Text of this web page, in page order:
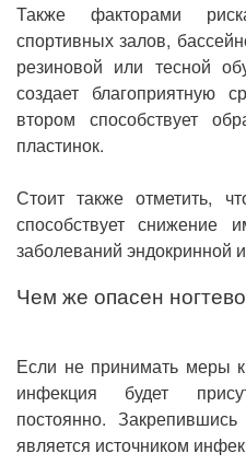
Также факторами
спортивных залов,
резиновой или тесной
создает
втором способствует
пластинок.
Стоит также отметить,
способствует снижение
заболеваний эндокринной
Чем же опасен
Если не принимать меры
инфекция будет
постоянно.
является источником